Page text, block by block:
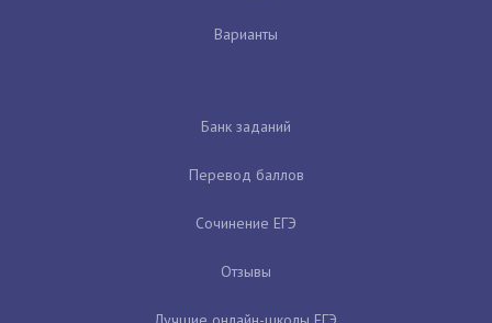
Варианты
Банк заданий
Перевод баллов
Сочинение ЕГЭ
Отзывы